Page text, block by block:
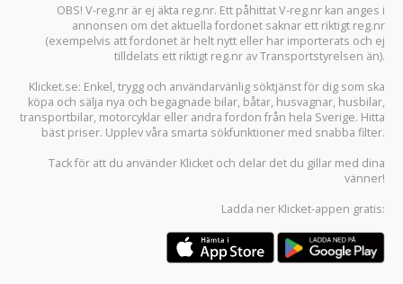
OBS! V-reg.nr är ej äkta reg.nr. Ett påhittat V-reg.nr kan anges i
annonsen om det aktuella fordonet saknar ett riktigt reg.nr
(exempelvis att fordonet är helt nytt eller har importerats och ej
tilldelats ett riktigt reg.nr av Transportstyrelsen än).
Klicket.se: Enkel, trygg och användarvänlig söktjänst för dig som ska
köpa och sälja nya och begagnade bilar, båtar, husvagnar, husbilar,
transportbilar, motorcyklar eller andra fordon från hela Sverige. Hitta
bäst priser. Upplev våra smarta sökfunktioner med snabba filter.
Tack för att du använder Klicket och delar det du gillar med dina
vänner!
Ladda ner Klicket-appen gratis: